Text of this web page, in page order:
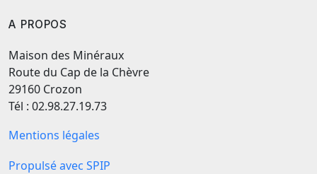
A PROPOS
Maison des Minéraux
Route du Cap de la Chèvre
29160 Crozon
Tél : 02.98.27.19.73
Mentions légales
Propulsé avec SPIP